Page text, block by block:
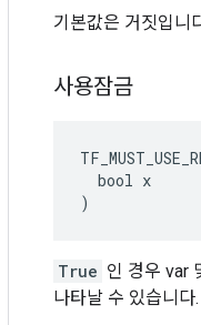
기본값은 거짓입니
사용잠금
  bool x
)
True 인 경우 var
나타날 수 있습니다.